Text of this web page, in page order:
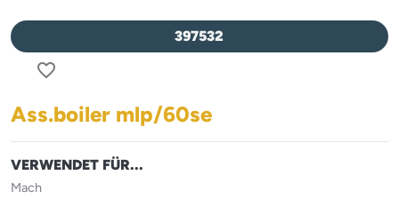
397532
favorite_border
Ass.boiler mlp/60se
VERWENDET FÜR...
Mach